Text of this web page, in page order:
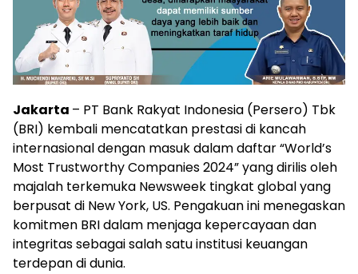
Jakarta – PT Bank Rakyat Indonesia (Persero) Tbk
(BRI) kembali mencatatkan prestasi di kancah
internasional dengan masuk dalam daftar “World’s
Most Trustworthy Companies 2024” yang dirilis oleh
majalah terkemuka Newsweek tingkat global yang
berpusat di New York, US. Pengakuan ini menegaskan
komitmen BRI dalam menjaga kepercayaan dan
integritas sebagai salah satu institusi keuangan
terdepan di dunia.